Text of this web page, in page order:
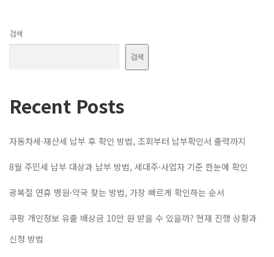
검색
검색
Recent Posts
자동차세·재산세 납부 후 확인 방법, 조회부터 납부확인서 출력까지
8월 주민세 납부 대상과 납부 방법, 세대주·사업자 기준 한눈에 확인
광복절 연휴 병원·약국 찾는 방법, 가장 빠르게 확인하는 순서
쿠팡 개인정보 유출 배상금 10만 원 받을 수 있을까? 현재 진행 상황과
신청 방법